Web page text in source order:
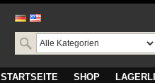
STARTSEITE SHOP